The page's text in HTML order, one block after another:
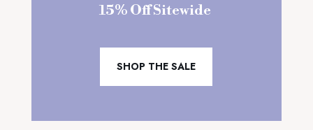
15% Off Sitewide
SHOP THE SALE